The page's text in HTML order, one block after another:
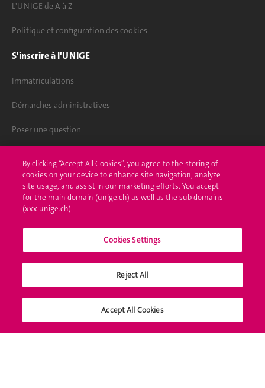
L'UNIGE de A à Z
Politique et configuration des cookies
S'inscrire à l'UNIGE
Immatriculations
Démarches administratives
Poser une question
UNIGE Mobile
Médias
Offres d'emploi
Bibliothèque
Médias sociaux UNIGE
By clicking “Accept All Cookies”, you agree to the storing of
cookies on your device to enhance site navigation, analyze
site usage, and assist in our marketing efforts. You accept
for the main domain (unige.ch) as well as the sub domains
(xxx.unige.ch).
Cookies Settings
Reject All
Accept All Cookies